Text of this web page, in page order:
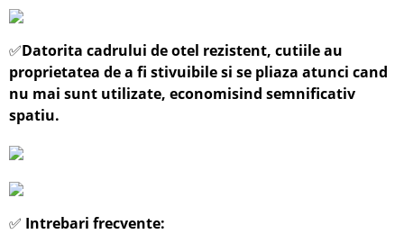
✅Datorita cadrului de otel rezistent, cutiile au
proprietatea de a fi stivuibile si se pliaza atunci cand
nu mai sunt utilizate, economisind semnificativ
spatiu.
✅ Intrebari frecvente: